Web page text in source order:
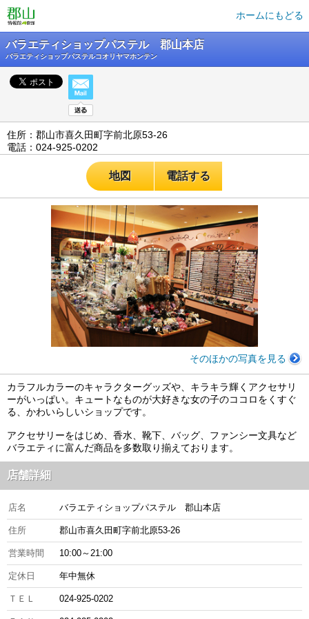
ホームにもどる
バラエティショップパステル 郡山本店
バラエティショップパステルコオリヤマホンテン
住所：郡山市喜久田町字前北原53-26
電話：024-925-0202
地図 電話する
そのほかの写真を見る
カラフルカラーのキャラクターグッズや、キラキラ輝くアクセサリ
ーがいっぱい。キュートなものが大好きな女の子のココロをくすぐ
る、かわいらしいショップです。
アクセサリーをはじめ、香水、靴下、バッグ、ファンシー文具など
バラエティに富んだ商品を多数取り揃えております。
店舗詳細
店名 バラエティショップパステル 郡山本店
住所 郡山市喜久田町字前北原53-26
営業時間 10:00～21:00
定休日 年中無休
ＴＥＬ 024-925-0202